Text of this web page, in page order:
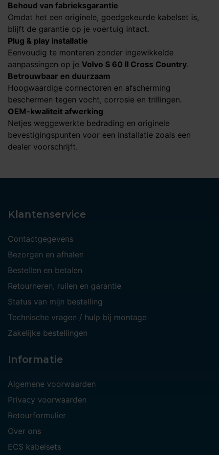
Behoud van fabrieksgarantie
Omdat het een originele, goedgekeurde kabelset is,
blijft de garantie op je voertuig intact.
Plug & play installatie
Eenvoudig te monteren zonder ingewikkelde
aanpassingen op je Volvo S 60 II Cross Country​​​​​​​.
Betrouwbaar en duurzaam
Hoogwaardige connectoren en afscherming
beschermen tegen vocht, corrosie en trillingen.
OEM-kwaliteit afwerking
Netjes weggewerkte bedrading en originele
bevestigingspunten voor een installatie zoals een
dealer voorschrijft.
Klantenservice
Contactgegevens
Bezorgen en afhalen
Bestellen en betalen
Retourneren, ruilen en garantie
Status van mijn bestelling
Technische vragen / hulp bij montage
Zakelijke bestellingen
Informatie
Algemene voorwaarden
Privacy voorwaarden
Retourformulier
Over ons
ECS kabelsets